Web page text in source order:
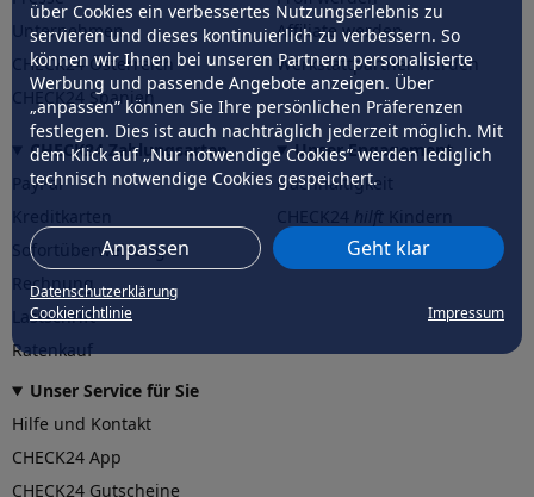
über Cookies ein verbessertes Nutzungserlebnis zu
servieren und dieses kontinuierlich zu verbessern. So
können wir Ihnen bei unseren Partnern personalisierte
Werbung und passende Angebote anzeigen. Über
„anpassen” können Sie Ihre persönlichen Präferenzen
festlegen. Dies ist auch nachträglich jederzeit möglich. Mit
dem Klick auf „Nur notwendige Cookies” werden lediglich
technisch notwendige Cookies gespeichert.
Anpassen Geht klar
Datenschutzerklärung
Cookierichtlinie
Impressum
Unternehmen
CHECK24 Österreich
CHECK24 Spanien
Affiliate werden
Werkstattpartner werden
CHECK24 Zahlungsarten
PayPal
Sofortüberweisung
Rechnung
Lastschrift
Ratenkauf
Unser Engagement
Nachhaltigkeit
CHECK24hilftder Natur
Unser Service für Sie
Hilfe und Kontakt
CHECK24 App
CHECK24 Gutscheine